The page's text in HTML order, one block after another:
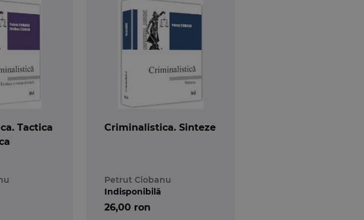
Tactica
Criminalistica. Sinteze
Petrut Ciobanu
26,00 ron
Indisponibilă